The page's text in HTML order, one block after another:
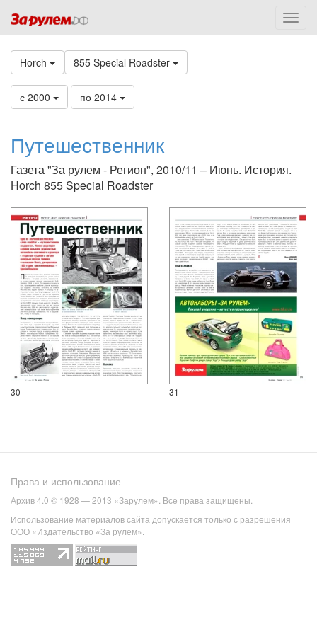
Horch 855 Special Roadster
с 2000 по 2014
Путешественник
Газета "За рулем - Регион", 2010/11 – Июнь. История.
Horch 855 Special Roadster
30 31
Права и использование
Архив 4.0 © 1928 — 2013 «Зарулем». Все права защищены.
Использование материалов сайта допускается только с разрешения
ООО «Издательство «За рулем».